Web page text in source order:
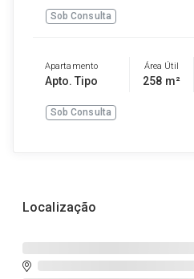
Sob Consulta
Apartamento
Apto. Tipo
Área Útil
258 m²
Sob Consulta
Localização